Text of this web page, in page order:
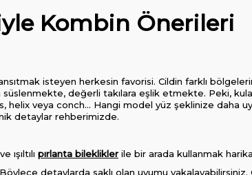
Kombin Önerileri
isteyen herkesin favorisi. Cildin farklı
değerli takılara eşlik etmekte. Peki,
helix veya conch... Hangi model yüz şeklinize daha
detaylar rehberimizde.
pırlanta bilekliklerile bir arada kullanmak
detaylarda saklı olan uyumu yakalayabilirsiniz.